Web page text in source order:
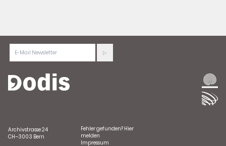
Archivstrasse 24
CH–3003 Bern
Fehler gefunden? Hier
melden
Impressum